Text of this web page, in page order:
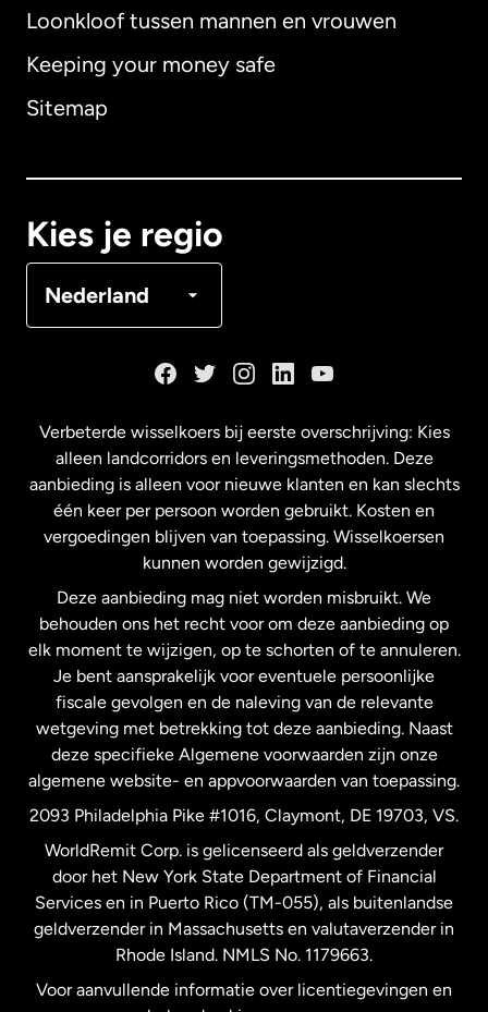
Loonkloof tussen mannen en vrouwen
Keeping your money safe
Sitemap
Kies je regio
Nederland
Australië
Maleisië
Nederland
Nieuw-Zeeland
Spanje
Verenigd Koninkrijk
Verenigde Staten English
Verenigde Staten Español
Zweden
Verbeterde wisselkoers bij eerste overschrijving: Kies
alleen landcorridors en leveringsmethoden. Deze
aanbieding is alleen voor nieuwe klanten en kan slechts
één keer per persoon worden gebruikt. Kosten en
vergoedingen blijven van toepassing. Wisselkoersen
kunnen worden gewijzigd.
Deze aanbieding mag niet worden misbruikt. We
behouden ons het recht voor om deze aanbieding op
elk moment te wijzigen, op te schorten of te annuleren.
Je bent aansprakelijk voor eventuele persoonlijke
fiscale gevolgen en de naleving van de relevante
wetgeving met betrekking tot deze aanbieding. Naast
deze specifieke Algemene voorwaarden zijn onze
algemene website- en appvoorwaarden van toepassing.
2093 Philadelphia Pike #1016, Claymont, DE 19703, VS.
WorldRemit Corp. is gelicenseerd als geldverzender
door het New York State Department of Financial
Services en in Puerto Rico (TM-055), als buitenlandse
geldverzender in Massachusetts en valutaverzender in
Rhode Island. NMLS No. 1179663.
Voor aanvullende informatie over licentiegevingen en